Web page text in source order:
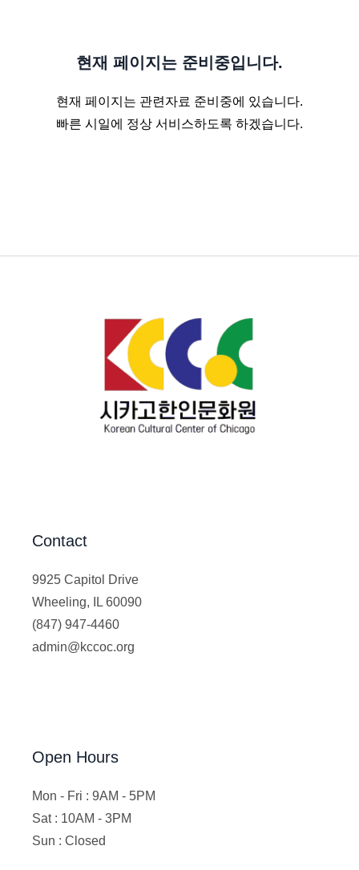
현재 페이지는 준비중입니다.
현재 페이지는 관련자료 준비중에 있습니다.
빠른 시일에 정상 서비스하도록 하겠습니다.
Contact
9925 Capitol Drive
Wheeling, IL 60090
(847) 947-4460
admin@kccoc.org
Open Hours
Mon - Fri : 9AM - 5PM
Sat : 10AM - 3PM
Sun : Closed